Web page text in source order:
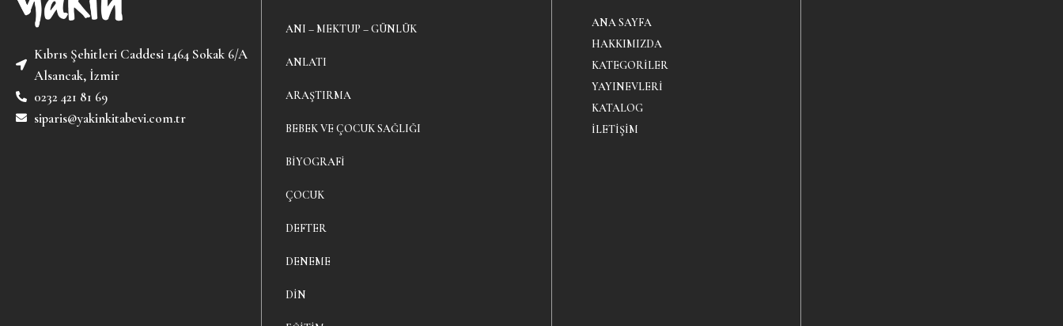
Kıbrıs Şehitleri Caddesi 1464 Sokak 6/A
Alsancak, İzmir
0232 421 81 69
siparis@yakinkitabevi.com.tr
ANI – MEKTUP – GÜNLÜK
ANLATI
ARAŞTIRMA
BEBEK VE ÇOCUK SAĞLIĞI
BIYOGRAFI
ÇOCUK
DEFTER
DENEME
DIN
ANA SAYFA
HAKKIMIZDA
KATEGORILER
YAYINEVLERI
KATALOG
İLETIŞIM